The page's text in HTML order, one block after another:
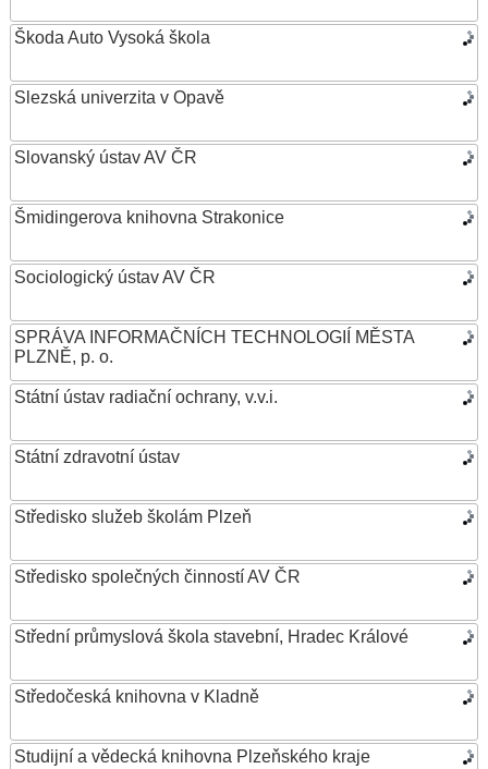
Škoda Auto Vysoká škola
Slezská univerzita v Opavě
Slovanský ústav AV ČR
Šmidingerova knihovna Strakonice
Sociologický ústav AV ČR
SPRÁVA INFORMAČNÍCH TECHNOLOGIÍ MĚSTA
PLZNĚ, p. o.
Státní ústav radiační ochrany, v.v.i.
Státní zdravotní ústav
Středisko služeb školám Plzeň
Středisko společných činností AV ČR
Střední průmyslová škola stavební, Hradec Králové
Středočeská knihovna v Kladně
Studijní a vědecká knihovna Plzeňského kraje